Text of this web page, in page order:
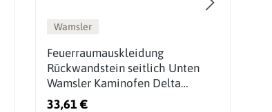
Wamsler
Feuerraumauskleidung
Rückwandstein seitlich Unten
Wamsler Kaminofen Delta
(123780)
33,61 €